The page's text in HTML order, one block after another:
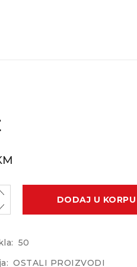
DODAJ U KORPU
50
OSTALI PROIZVODI